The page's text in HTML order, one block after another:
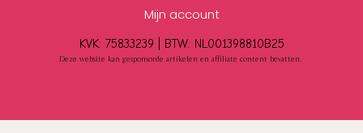
Mijn account
KVK: 75833239 | BTW: NL001398810B25
Deze website kan gesponsorde artikelen en affiliate content bevatten.